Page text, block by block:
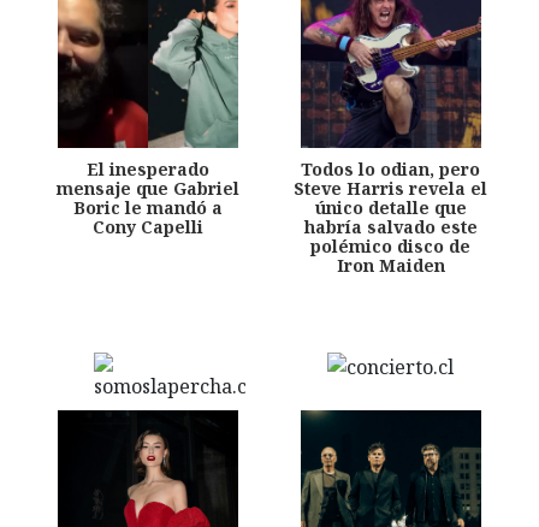
El inesperado
mensaje que Gabriel
Boric le mandó a
Cony Capelli
Todos lo odian, pero
Steve Harris revela el
único detalle que
habría salvado este
polémico disco de
Iron Maiden